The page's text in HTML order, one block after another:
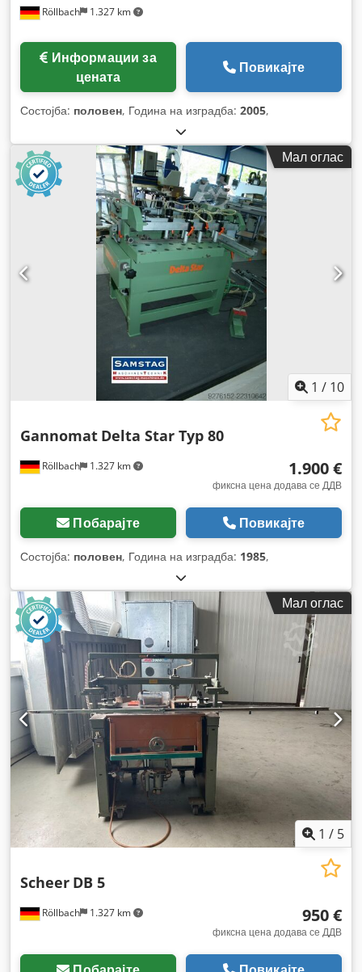
Röllbach 1.327 km
цената
Повикајте
Состојба: половен, Година на изградба: 2005,
Мал оглас
1 / 10
Röllbach 1.327 km
Gannomat Delta Star Typ 80
1.900 €
фиксна цена додава се ДДВ
Побарајте Повикајте
Состојба: половен, Година на изградба: 1985,
Мал оглас
1 / 5
Röllbach 1.327 km
Scheer DB 5
950 €
фиксна цена додава се ДДВ